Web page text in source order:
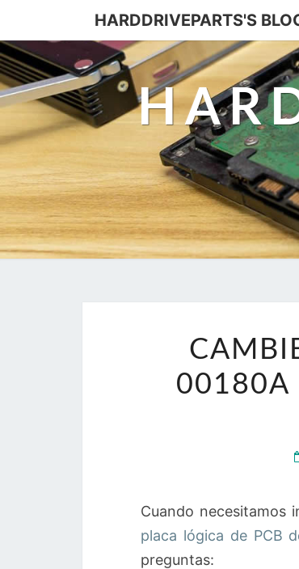
HARDDRIVEPARTS'S
00180A
Cuando necesitamos
placa lógica de PCB
preguntas: